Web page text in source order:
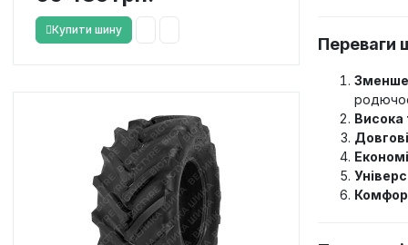
Купити шину
Переваги
Висока